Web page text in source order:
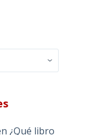
¿Qué libro